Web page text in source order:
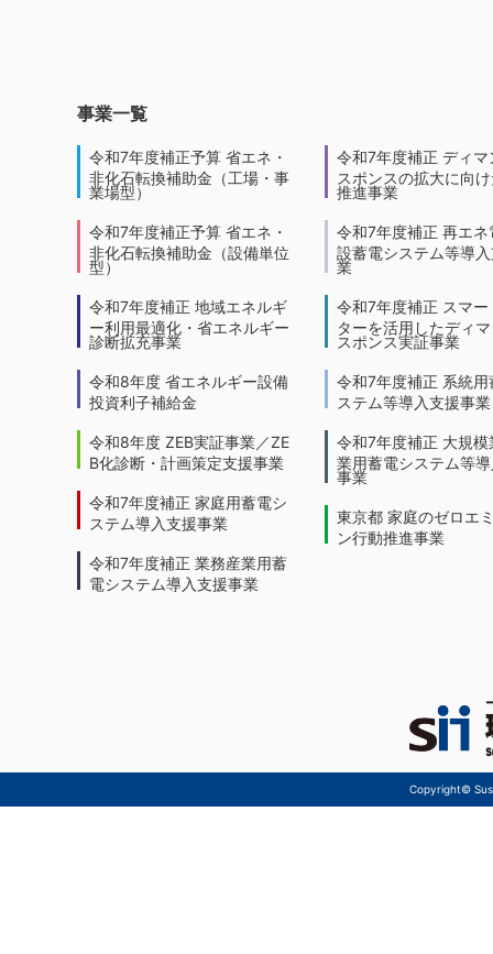
事業一覧
令和7年度補正予算 省エネ・
非化石転換補助金（工場・事
業場型）
令和7年度補正予算 省エネ・
非化石転換補助金（設備単位
型）
令和7年度補正 地域エネルギ
ー利用最適化・省エネルギー
診断拡充事業
令和8年度 省エネルギー設備
投資利子補給金
令和8年度 ZEB実証事業／ZE
B化診断・計画策定支援事業
令和7年度補正 家庭用蓄電シ
ステム導入支援事業
令和7年度補正 業務産業用蓄
電システム導入支援事業
令和7年度補正 ディマ
スポンスの拡大に向
推進事業
令和7年度補正 再エネ
設蓄電システム等導
業
令和7年度補正 スマー
ターを活用したディ
スポンス実証事業
令和7年度補正 系統用
ステム等導入支援事業
令和7年度補正 大規模
業用蓄電システム等
事業
東京都 家庭のゼロエ
ン行動推進事業
Copyright©